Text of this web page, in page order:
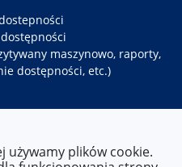
maszynowo, raporty,
dostępności, etc.)
34-86/87
używamy plików cookie.